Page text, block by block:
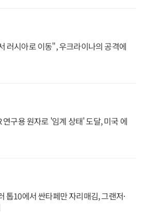
러시아로 이동", 우크라이나의 공격에
구용 원자로 '임계 상태' 도달, 미국 에
톱10에서 싼타페만 자리매김, 그랜저·